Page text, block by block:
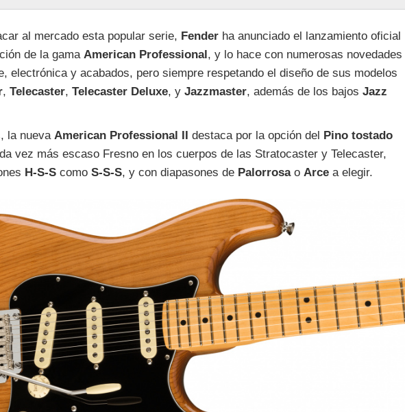
al mercado esta popular serie, Fender ha anunciado el lanzamiento oficial
de la gama American Professional, y lo hace con numerosas novedades
electrónica y acabados, pero siempre respetando el diseño de sus modelos
, Telecaster, Telecaster Deluxe, y Jazzmaster, además de los bajos Jazz
la nueva American Professional II destaca por la opción del Pino tostado
vez más escaso Fresno en los cuerpos de las Stratocaster y Telecaster,
H-S-S como S-S-S, y con diapasones de Palorrosao Arce a elegir.